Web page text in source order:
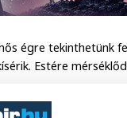
égre tekinthetünk
Estére